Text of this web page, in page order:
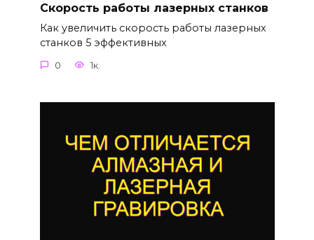
Скорость работы лазерных станков
Как увеличить скорость работы лазерных
станков 5 эффективных
0 1к.